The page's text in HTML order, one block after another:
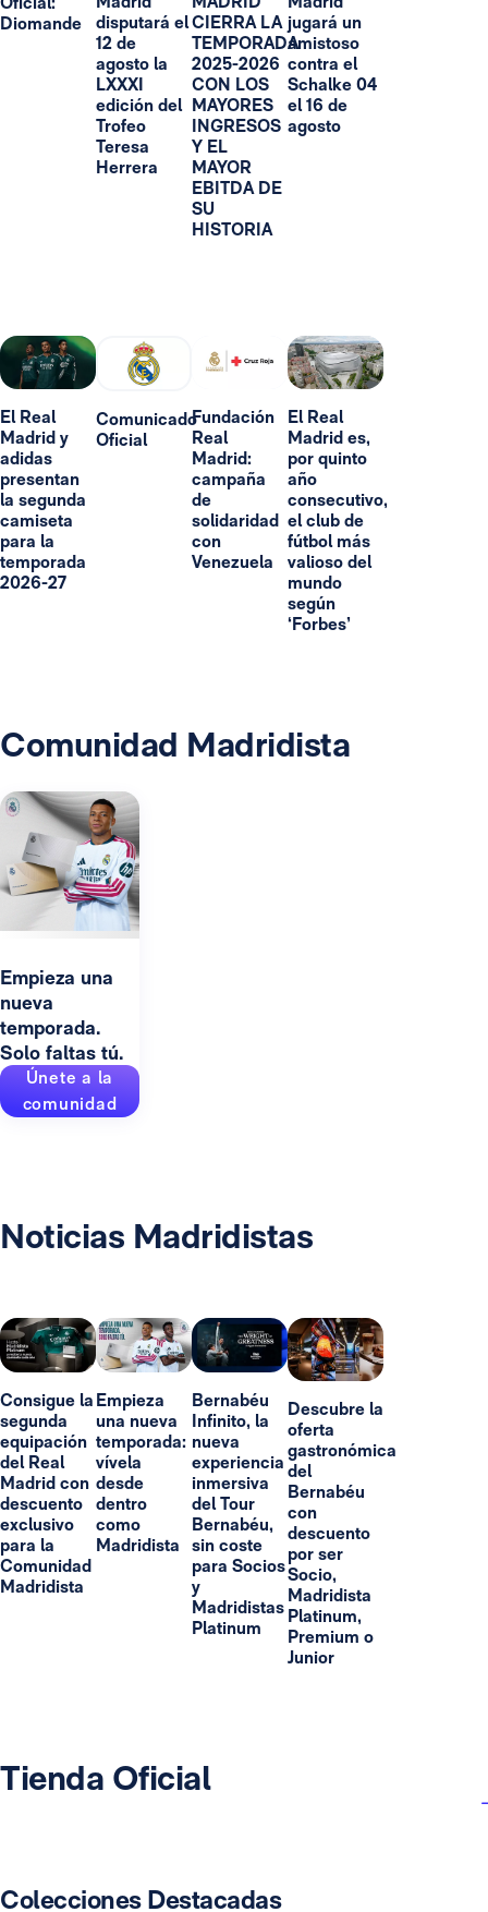
Diomande
disputará el
12 de
agosto la
LXXXI
edición del
Trofeo
Teresa
Herrera
CIERRA LA
TEMPORADA
2025-2026
CON LOS
MAYORES
INGRESOS
Y EL
MAYOR
EBITDA DE
SU
HISTORIA
jugará un
amistoso
contra el
Schalke 04
el 16 de
agosto
El Real
Madrid y
adidas
presentan
la segunda
camiseta
para la
temporada
2026-27
Comunicado
Oficial
Fundación
Real
Madrid:
campaña
de
solidaridad
con
Venezuela
El Real
Madrid es,
por quinto
año
consecutivo,
el club de
fútbol más
valioso del
mundo
según
‘Forbes’
Comunidad Madridista
Empieza una
nueva
temporada.
Solo faltas tú.
Únete a la
comunidad
Noticias Madridistas
Consigue la
segunda
equipación
del Real
Madrid con
descuento
exclusivo
para la
Comunidad
Madridista
Empieza
una nueva
temporada:
vívela
desde
dentro
como
Madridista
Bernabéu
Infinito, la
nueva
experiencia
inmersiva
del Tour
Bernabéu,
sin coste
para Socios
y
Madridistas
Platinum
Descubre la
oferta
gastronómica
del
Bernabéu
con
descuento
por ser
Socio,
Madridista
Platinum,
Premium o
Junior
Tienda Oficial
Colecciones Destacadas